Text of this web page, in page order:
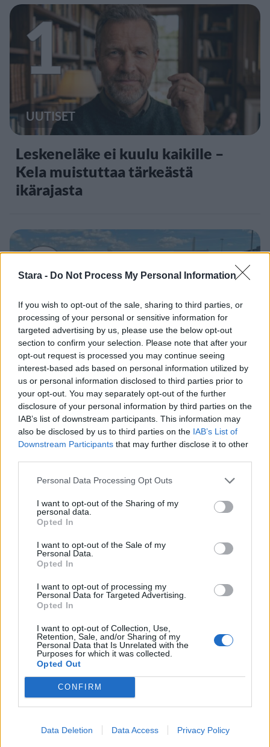
Stara - Do Not Process My Personal Information
If you wish to opt-out of the sale, sharing to third parties, or
processing of your personal or sensitive information for
targeted advertising by us, please use the below opt-out
section to confirm your selection. Please note that after your
opt-out request is processed you may continue seeing
interest-based ads based on personal information utilized by
us or personal information disclosed to third parties prior to
your opt-out. You may separately opt-out of the further
disclosure of your personal information by third parties on the
IAB’s list of downstream participants. This information may
also be disclosed by us to third parties on the IAB’s List of
Downstream Participants that may further disclose it to other
Personal Data Processing Opt Outs
I want to opt-out of the Sharing of my
personal data.
Opted In
I want to opt-out of the Sale of my
Personal Data.
Opted In
I want to opt-out of processing my
Personal Data for Targeted Advertising.
Opted In
I want to opt-out of Collection, Use,
Retention, Sale, and/or Sharing of my
Personal Data that Is Unrelated with the
Purposes for which it was collected.
Opted Out
CONFIRM
Data Deletion Data Access Privacy Policy
1
UUTISET
Leskeneläke ei kuulu kaikille –
Kela muistuttaa tärkeästä
ikärajasta
2
MATKAILU
Finnairin lennoista osan lentää
jatkossa toinen lentoyhtiö –
matkustajille tärkeä rajoitus
3
UUTISET
Kela voi leikata tukia
ulkomaanmatkan vuoksi
4